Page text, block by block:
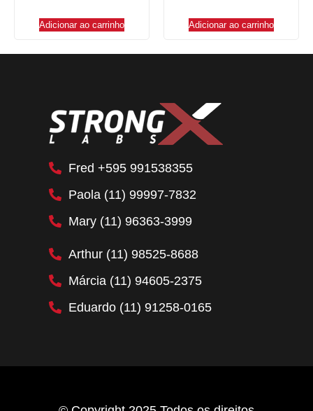
Adicionar ao carrinho Adicionar ao carrinho
Fred +595 991538355
Paola (11) 99997-7832
Mary (11) 96363-3999
Arthur (11) 98525-8688
Márcia (11) 94605-2375
Eduardo (11) 91258-0165